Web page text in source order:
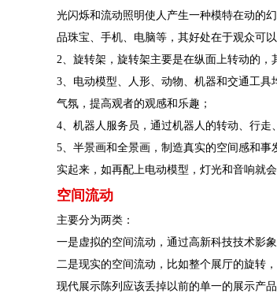
光闪烁和流动照明使人产生一种模特在动的
品珠宝、手机、电脑等，其好处在于观众可
2、旋转架，旋转架主要是在纵面上转动的，
3、电动模型、人形、动物、机器和交通工
气氛，提高观者的观感和乐趣；
4、机器人服务员，通过机器人的转动、行
5、半景画和全景画，制造真实的空间感和
实起来，如再配上电动模型，灯光和音响就
空间流动
主要分为两类：
一是虚拟的空间流动，通过高新科技技术影
二是现实的空间流动，比如整个展厅的旋转
现代展示陈列应该丢掉以前的单一的展示产